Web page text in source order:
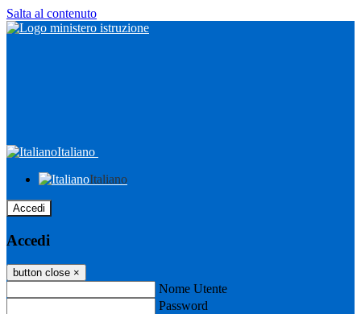
Salta al contenuto
Italiano
Italiano
Accedi
Accedi
button close ×
Nome Utente
Password